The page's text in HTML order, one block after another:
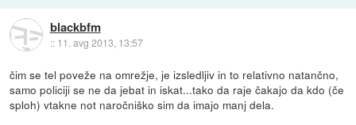
blackbfm
:: 11. avg 2013, 13:57
čim se tel poveže na omrežje, je izsledljiv in to relativno natančno,
samo policiji se ne da jebat in iskat...tako da raje čakajo da kdo (če
sploh) vtakne not naročniško sim da imajo manj dela.